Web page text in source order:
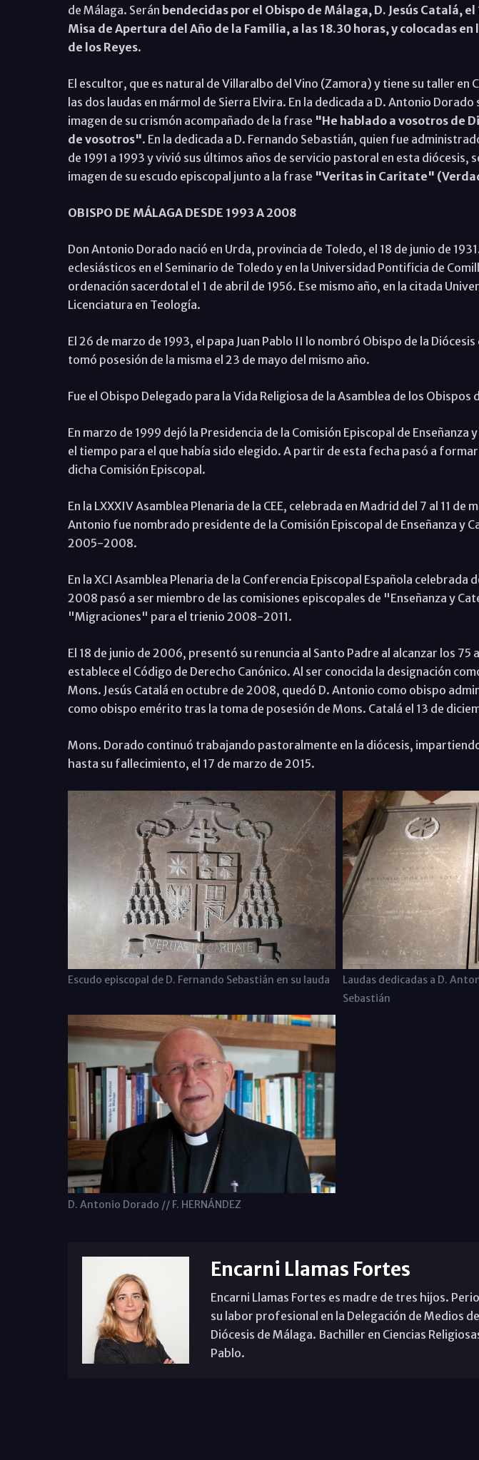
de Málaga. Serán bendecidas por el Obispo de Málaga, D. Jesús Catalá,
Misa de Apertura del Año de la Familia, a las 18.30 horas, y colocadas
de los Reyes.
El escultor, que es natural de Villaralbo del Vino (Zamora) y tiene su taller en
las dos laudas en mármol de Sierra Elvira. En la dedicada a D. Antonio
imagen de su crismón acompañado de la frase "He hablado a vosotros de
de vosotros". En la dedicada a D. Fernando Sebastián, quien fue
de 1991 a 1993 y vivió sus últimos años de servicio pastoral en esta diócesis,
imagen de su escudo episcopal junto a la frase "Veritas in Caritate"
OBISPO DE MÁLAGA DESDE 1993 A 2008
Don Antonio Dorado nació en Urda, provincia de Toledo, el 18 de junio de
eclesiásticos en el Seminario de Toledo y en la Universidad Pontificia de
ordenación sacerdotal el 1 de abril de 1956. Ese mismo año, en la citada
Licenciatura en Teología.
El 26 de marzo de 1993, el papa Juan Pablo II lo nombró Obispo de la
tomó posesión de la misma el 23 de mayo del mismo año.
Fue el Obispo Delegado para la Vida Religiosa de la Asamblea de los Obispos
En marzo de 1999 dejó la Presidencia de la Comisión Episcopal de Enseñanza
el tiempo para el que había sido elegido. A partir de esta fecha pasó a
dicha Comisión Episcopal.
En la LXXXIV Asamblea Plenaria de la CEE, celebrada en Madrid del 7 al 11 de
Antonio fue nombrado presidente de la Comisión Episcopal de Enseñanza y
2005-2008.
En la XCI Asamblea Plenaria de la Conferencia Episcopal Española celebrada
2008 pasó a ser miembro de las comisiones episcopales de "Enseñanza y
"Migraciones" para el trienio 2008-2011.
El 18 de junio de 2006, presentó su renuncia al Santo Padre al alcanzar los 75
establece el Código de Derecho Canónico. Al ser conocida la designación
Mons. Jesús Catalá en octubre de 2008, quedó D. Antonio como obispo
como obispo emérito tras la toma de posesión de Mons. Catalá el 13 de
Mons. Dorado continuó trabajando pastoralmente en la diócesis,
hasta su fallecimiento, el 17 de marzo de 2015.
Escudo episcopal de D. Fernando Sebastián en su lauda
Laudas dedicadas a D.
Sebastián
D. Antonio Dorado // F. HERNÁNDEZ
Encarni Llamas Fortes
Encarni Llamas Fortes es madre de tres hijos.
su labor profesional en la Delegación de Medios
Diócesis de Málaga. Bachiller en Ciencias
Pablo.